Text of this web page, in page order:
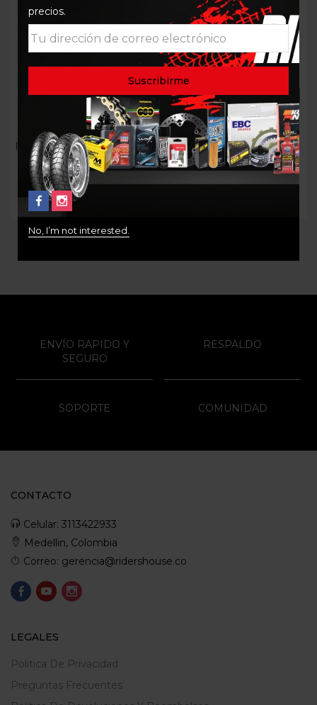
Limpiador de Piezas y
Frenos LIQUI MOLY 500ml
$27.000
ACEITE MOTOR LIQUI
MOLY 10W50 STREET
$78.000
precios.
No, I’m not interested.
ENVÍO RAPIDO Y
SEGURO
RESPALDO
SOPORTE COMUNIDAD
CONTACTO
Celular: 3113422933
Medellin, Colombia
Correo: gerencia@ridershouse.co
LEGALES
Politica De Privacidad
Preguntas Frecuentes